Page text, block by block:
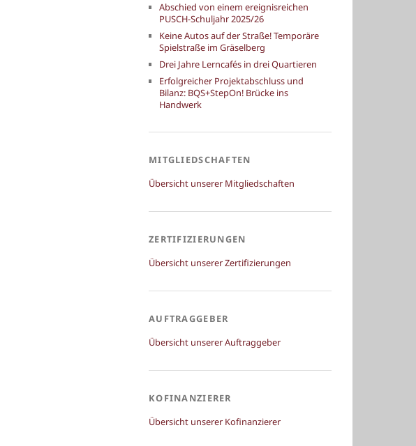
Abschied von einem ereignisreichen
PUSCH-Schuljahr 2025/26
Keine Autos auf der Straße! Temporäre
Spielstraße im Gräselberg
Drei Jahre Lerncafés in drei Quartieren
Erfolgreicher Projektabschluss und
Bilanz: BQS+StepOn! Brücke ins
Handwerk
MITGLIEDSCHAFTEN
Übersicht unserer Mitgliedschaften
ZERTIFIZIERUNGEN
Übersicht unserer Zertifizierungen
AUFTRAGGEBER
Übersicht unserer Auftraggeber
KOFINANZIERER
Übersicht unserer Kofinanzierer